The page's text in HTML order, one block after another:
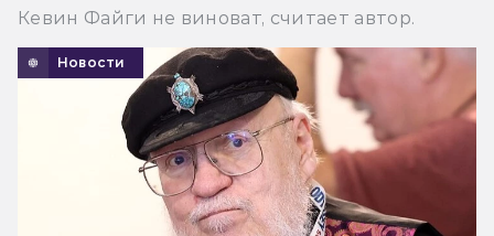
Кевин Файги не виноват, считает автор.
Новости